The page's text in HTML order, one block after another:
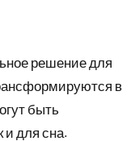
решение для
в
быть
и для сна.